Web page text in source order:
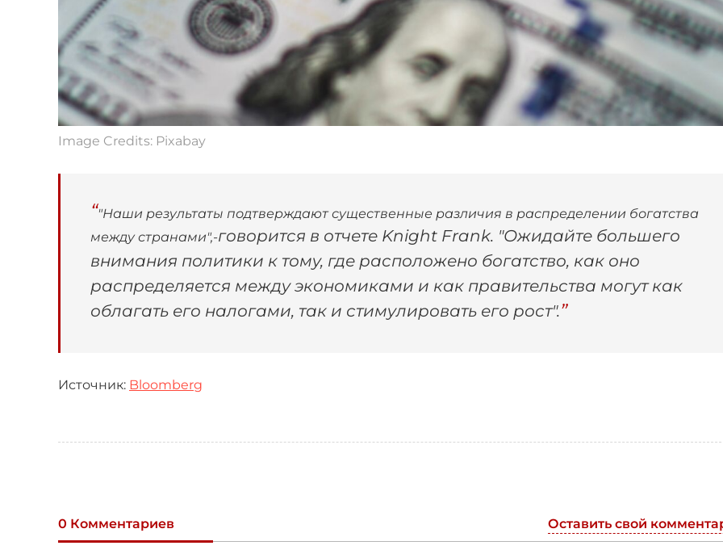
Image Credits: Pixabay
"Наши результаты подтверждают существенные различия в распределении богатства
между странами",-говорится в отчете Knight Frank. "Ожидайте большего
внимания политики к тому, где расположено богатство, как оно
распределяется между экономиками и как правительства могут как
облагать его налогами, так и стимулировать его рост".
Источник: Bloomberg
0 Комментариев Оставить свой